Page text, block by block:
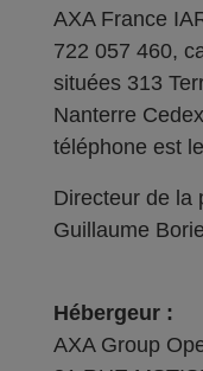
AXA France
722 057 460,
situées 313
Nanterre
téléphone est
Directeur de la
Guillaume
Hébergeur :
AXA Group